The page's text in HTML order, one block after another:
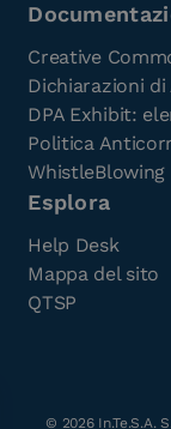
Creative
Dichiarazioni
DPA Exhibit:
Politica
WhistleBlowing
Esplora
Help Desk
Mappa del sito
QTSP
© 2026In.Te.S.A.